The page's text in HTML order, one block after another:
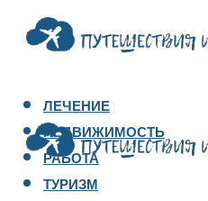
ЛЕЧЕНИЕ
НЕДВИЖИМОСТЬ
РАБОТА
ТУРИЗМ